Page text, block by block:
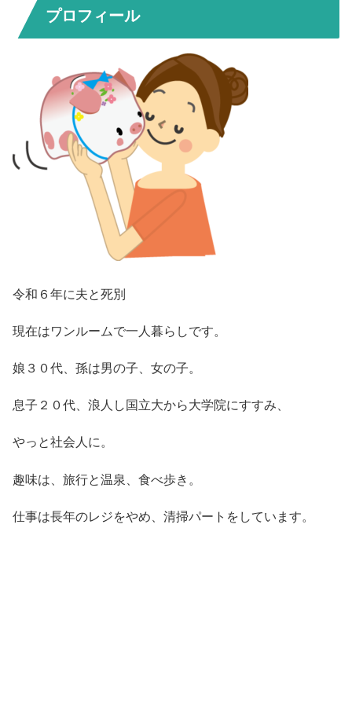
プロフィール
令和６年に夫と死別
現在はワンルームで一人暮らしです。
娘３０代、孫は男の子、女の子。
息子２０代、浪人し国立大から大学院にすすみ、
やっと社会人に。
趣味は、旅行と温泉、食べ歩き。
仕事は長年のレジをやめ、清掃パートをしています。